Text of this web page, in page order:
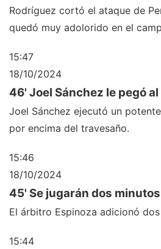
Rodríguez cortó el ataque de
quedó muy adolorido en el
15:47
18/10/2024
46' Joel Sánchez le pegó
Joel Sánchez ejecutó un
por encima del travesaño.
15:46
18/10/2024
45' Se jugarán dos
El árbitro Espinoza adicionó
15:44